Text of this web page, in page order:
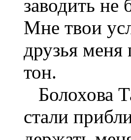
заводить не
Мне твои
друзья меня
тон.
Болохова
стали